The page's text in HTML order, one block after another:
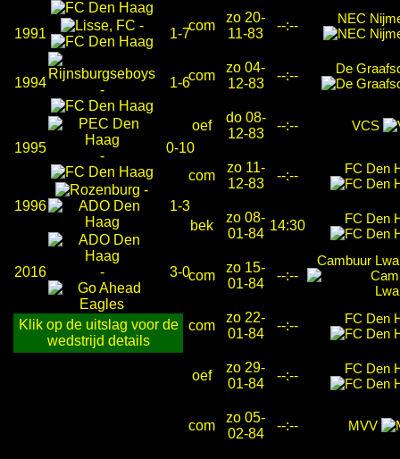
1991
-
1-7
1994 - 1-6
1995
-
0-10
1996
-
1-3
2016 - 3-0
Klik op de uitslag voor de
wedstrijd details
com
zo 20-
11-83
--:-- NEC
com
zo 04-
12-83
--:-- De
oef
do 08-
12-83
--:-- VCS
com
zo 11-
12-83
--:-- FC Den
bek
zo 08-
01-84
14:30 FC Den
com
zo 15-
01-84
--:--
Cambuur
com
zo 22-
01-84
--:-- FC Den
oef
zo 29-
01-84
--:-- FC Den
com
zo 05-
02-84
--:-- MVV